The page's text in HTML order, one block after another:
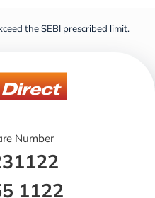
the SEBI prescribed limit.
Number
1122